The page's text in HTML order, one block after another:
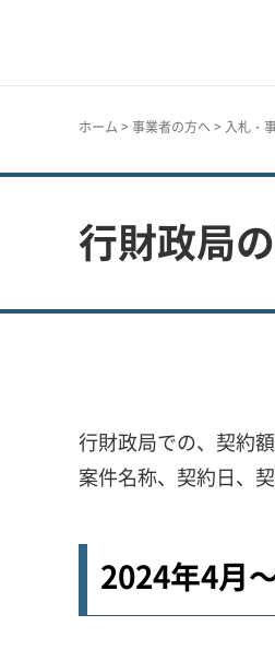
ホーム > 事業者の方へ > 入札・
行財政局
行財政局での、契約
案件名称、契約日、
2024年4月